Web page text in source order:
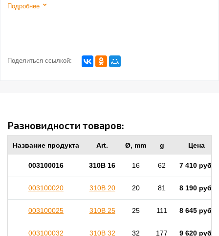
Подробнее
Поделиться ссылкой:
Разновидности товаров:
Название продукта Art. Ø, mm g Цена
003100016 310B 16 16 62 7 410 руб.
003100020 310B 20 20 81 8 190 руб.
003100025 310B 25 25 111 8 645 руб.
003100032 310B 32 32 177 9 620 руб.